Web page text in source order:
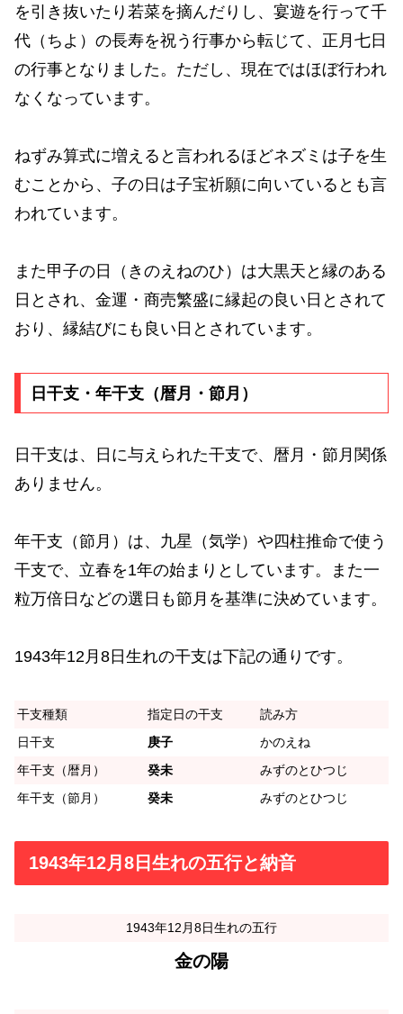
を引き抜いたり若菜を摘んだりし、宴遊を行って千
代（ちよ）の長寿を祝う行事から転じて、正月七日
の行事となりました。ただし、現在ではほぼ行われ
なくなっています。
ねずみ算式に増えると言われるほどネズミは子を生
むことから、子の日は子宝祈願に向いているとも言
われています。
また甲子の日（きのえねのひ）は大黒天と縁のある
日とされ、金運・商売繁盛に縁起の良い日とされて
おり、縁結びにも良い日とされています。
日干支・年干支（暦月・節月）
日干支は、日に与えられた干支で、暦月・節月関係
ありません。
年干支（節月）は、九星（気学）や四柱推命で使う
干支で、立春を1年の始まりとしています。また一
粒万倍日などの選日も節月を基準に決めています。
1943年12月8日生れの干支は下記の通りです。
干支種類 指定日の干支
読み方
日干支
庚子
かのえね
年干支（暦月）
癸未
みずのとひつじ
年干支（節月）
癸未 みずのとひつじ
1943年12月8日生れの五行と納音
1943年12月8日生れの五行
金の陽